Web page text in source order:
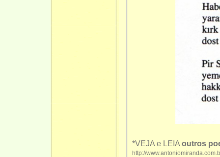
*VEJA e LEIA outros
http://